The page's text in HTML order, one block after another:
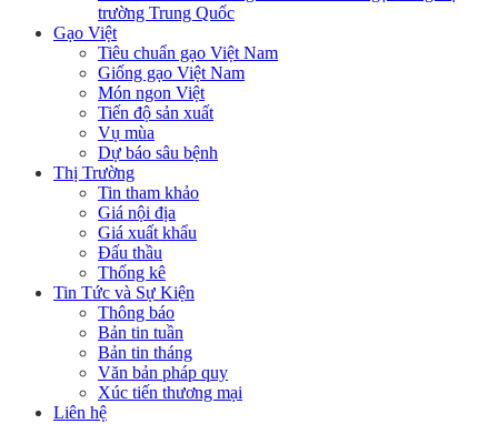
trường Trung Quốc
Gạo Việt
Tiêu chuẩn gạo Việt Nam
Giống gạo Việt Nam
Món ngon Việt
Tiến độ sản xuất
Vụ mùa
Dự báo sâu bệnh
Thị Trường
Tin tham khảo
Giá nội địa
Giá xuất khẩu
Đấu thầu
Thống kê
Tin Tức và Sự Kiện
Thông báo
Bản tin tuần
Bản tin tháng
Văn bản pháp quy
Xúc tiến thương mại
Liên hệ